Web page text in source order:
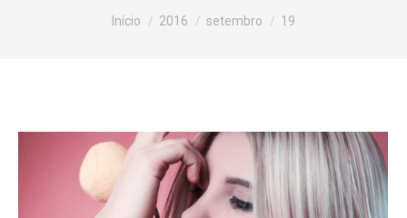
Você está aqui:
Início 2016 setembro 19